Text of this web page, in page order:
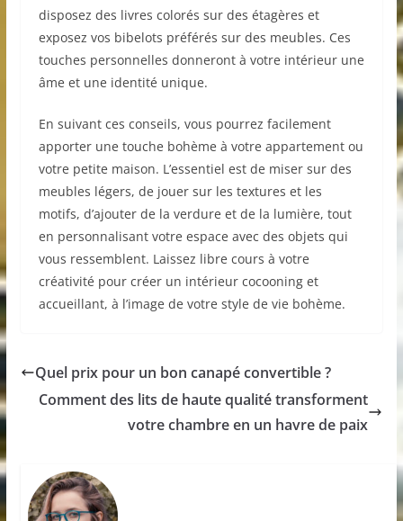
disposez des livres colorés sur des étagères et
exposez vos bibelots préférés sur des meubles. Ces
touches personnelles donneront à votre intérieur une
âme et une identité unique.
En suivant ces conseils, vous pourrez facilement
apporter une touche bohème à votre appartement ou
votre petite maison. L’essentiel est de miser sur des
meubles légers, de jouer sur les textures et les
motifs, d’ajouter de la verdure et de la lumière, tout
en personnalisant votre espace avec des objets qui
vous ressemblent. Laissez libre cours à votre
créativité pour créer un intérieur cocooning et
accueillant, à l’image de votre style de vie bohème.
Quel prix pour un bon canapé convertible ?
Comment des lits de haute qualité transforment
votre chambre en un havre de paix